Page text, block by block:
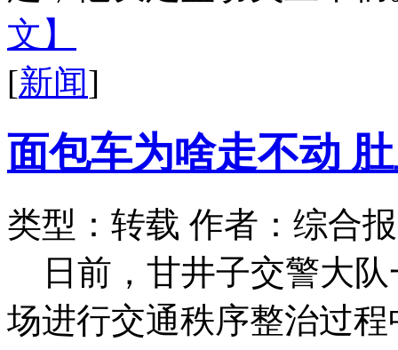
文】
[新闻]
面包车为啥走不动
类型：转载 作者：综合
日前，甘井子交警大
场进行交通秩序整治过